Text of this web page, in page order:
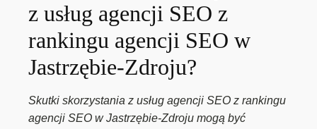
z usług agencji SEO z
rankingu agencji SEO w
Jastrzębie-Zdroju?
Skutki skorzystania z usług agencji SEO z rankingu
agencji SEO w Jastrzębie-Zdroju mogą być